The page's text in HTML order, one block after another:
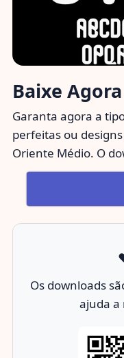
Baixe Agora
Garanta agora a
perfeitas ou
Oriente Médio. O
Os downloads
ajuda a